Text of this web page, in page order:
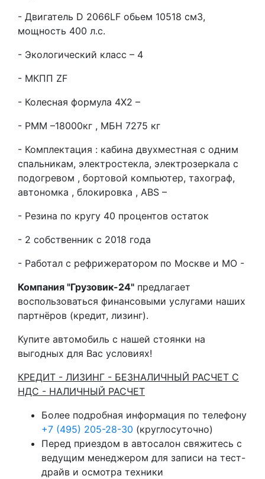
- Двигатель D 2066LF обьем 10518 см3,
мощность 400 л.с.
- Экологический класс – 4
- МКПП ZF
- Колесная формула 4Х2 –
- РММ –18000кг , МБН 7275 кг
- Комплектация : кабина двухместная с одним
спальникам, электростекла, электрозеркала с
подогревом , бортовой компьютер, тахограф,
автономка , блокировка , ABS –
- Резина по кругу 40 процентов остаток
- 2 собственник с 2018 года
- Работал с рефрижератором по Москве и МО -
Компания "Грузовик-24" предлагает
воспользоваться финансовыми услугами наших
партнёров (кредит, лизинг).
Купите автомобиль с нашей стоянки на
выгодных для Вас условиях!
КРЕДИТ - ЛИЗИНГ - БЕЗНАЛИЧНЫЙ РАСЧЕТ С
НДС - НАЛИЧНЫЙ РАСЧЕТ
Более подробная информация по телефону
+7 (495) 205-28-30 (круглосуточно)
Перед приездом в автосалон свяжитесь с
ведущим менеджером для записи на тест-
драйв и осмотра техники